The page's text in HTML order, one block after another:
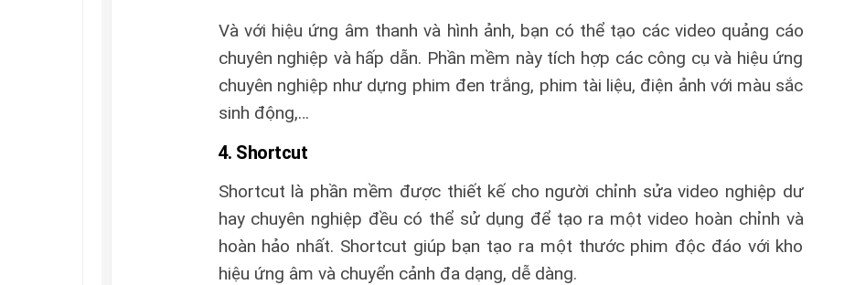
Và với hiệu ứng âm thanh và hình ảnh, bạn có thể tạo các video quảng cáo
chuyên nghiệp và hấp dẫn. Phần mềm này tích hợp các công cụ và hiệu ứng
chuyên nghiệp như dựng phim đen trắng, phim tài liệu, điện ảnh với màu sắc
sinh động,…
4. Shortcut
Shortcut là phần mềm được thiết kế cho người chỉnh sửa video nghiệp dư
hay chuyên nghiệp đều có thể sử dụng để tạo ra một video hoàn chỉnh và
hoàn hảo nhất. Shortcut giúp bạn tạo ra một thước phim độc đáo với kho
hiệu ứng âm và chuyển cảnh đa dạng, dễ dàng.